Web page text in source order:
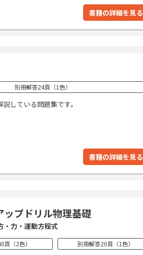
書籍の詳細を見る
別冊解答24頁（1色）
している問題集です。
書籍の詳細を見る
ップドリル物理基礎
力・運動方程式
頁（2色） 別冊解答20頁（1色）